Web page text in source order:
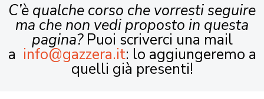
C’è qualche corso che vorresti seguire
ma che non vedi proposto in questa
pagina?Puoi scriverci una mail
a info@gazzera.it: lo aggiungeremo a
quelli già presenti!